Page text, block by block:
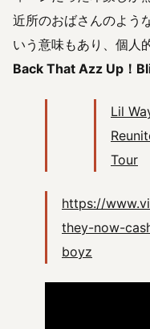
近所のおばさんのよう
いう意味もあり、個人
Back That Azz Up！
Lil
Tour
https://
they-now-
boyz